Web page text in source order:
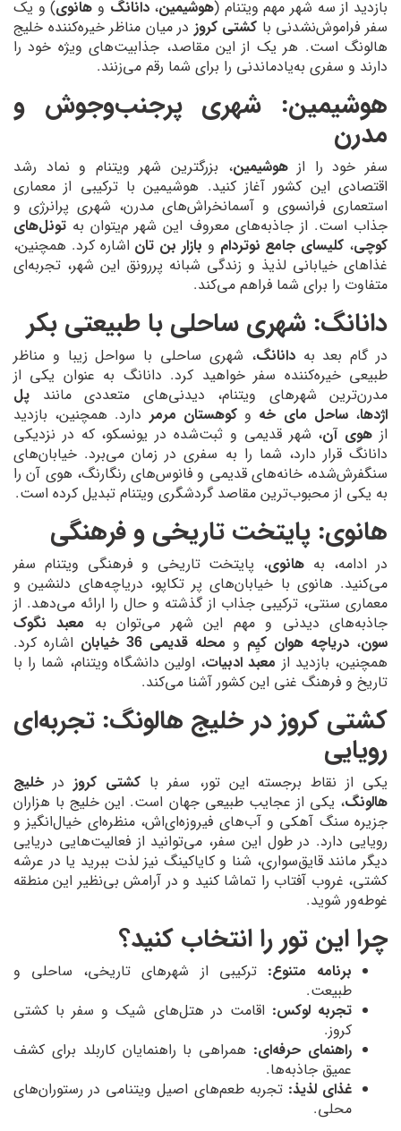
بازدید از سه شهر مهم ویتنام (هوشیمین،دانانگ و هانوی) و یک
سفر فراموش‌نشدنی با کشتی کروز در میان مناظر خیره‌کننده خلیج
هالونگ است. هر یک از این مقاصد، جذابیت‌های ویژه خود را
دارند و سفری به‌یادماندنی را برای شما رقم می‌زنند.
هوشیمین: شهری پرجنب‌وجوش و
مدرن
سفر خود را ازهوشیمین، بزرگترین شهر ویتنام و نماد رشد
اقتصادی این کشور آغاز کنید. هوشیمین با ترکیبی از معماری
استعماری فرانسوی و آسمانخراش‌های مدرن، شهری پرانرژی و
جذاب است. از جاذبه‌های معروف این شهر م‌یتوان به تونل‌های
کوچی، کلیسای جامع نوتردام و بازار بن تان اشاره کرد. همچنین،
غذاهای خیابانی لذیذ و زندگی شبانه پررونق این شهر، تجربه‌ای
متفاوت را برای شما فراهم می‌کند.
دانانگ: شهری ساحلی با طبیعتی بکر
در گام بعد بهدانانگ، شهری ساحلی با سواحل زیبا و مناظر
طبیعی خیره‌کننده سفر خواهید کرد. دانانگ به عنوان یکی از
مدرن‌ترین شهرهای ویتنام، دیدنی‌های متعددی مانند پل
اژدها،ساحل مای خه وکوهستان مرمر دارد. همچنین، بازدید
از هوی آن، شهر قدیمی و ثبت‌شده در یونسکو، که در نزدیکی
دانانگ قرار دارد، شما را به سفری در زمان می‌برد. خیابان‌های
سنگفرش‌شده، خانه‌های قدیمی و فانوس‌های رنگارنگ، هوی آن را
به یکی از محبوب‌ترین مقاصد گردشگری ویتنام تبدیل کرده است.
هانوی: پایتخت تاریخی و فرهنگی
در ادامه، به هانوی، پایتخت تاریخی و فرهنگی ویتنام سفر
می‌کنید. هانوی با خیابان‌های پر تکاپو، دریاچه‌های دلنشین و
معماری سنتی، ترکیبی جذاب از گذشته و حال را ارائه می‌دهد. از
جاذبه‌های دیدنی و مهم این شهر می‌توان به معبد نگوک
سون، دریاچه هوان کیِم و محله قدیمی 36 خیابان
اشاره کرد.
همچنین، بازدید از معبد ادبیات، اولین دانشگاه ویتنام، شما را با
تاریخ و فرهنگ غنی این کشور آشنا می‌کند.
کشتی کروز در خلیج هالونگ: تجربه‌ای
رویایی
یکی از نقاط برجسته این تور، سفر با کشتی کروزدر خلیج
هالونگ، یکی از عجایب طبیعی جهان است. این خلیج با هزاران
جزیره سنگ آهکی و آب‌های فیروزه‌ای‌اش، منظره‌ای خیال‌انگیز و
رویایی دارد. در طول این سفر، می‌توانید از فعالیت‌هایی دریایی
دیگر مانند قایق‌سواری، شنا و کایاکینگ نیز لذت ببرید یا در عرشه
کشتی، غروب آفتاب را تماشا کنید و در آرامش بی‌نظیر این منطقه
غوطه‌ور شوید.
چرا این تور را انتخاب کنید؟
برنامه متنوع: ترکیبی از شهرهای تاریخی، ساحلی و
طبیعت.
تجربه لوکس: اقامت در هتل‌های شیک و سفر با کشتی
کروز.
راهنمای حرفه‌ای: همراهی با راهنمایان کاربلد برای کشف
عمیق جاذبه‌ها.
غذای لذیذ: تجربه طعم‌های اصیل ویتنامی در رستوران‌های
محلی.